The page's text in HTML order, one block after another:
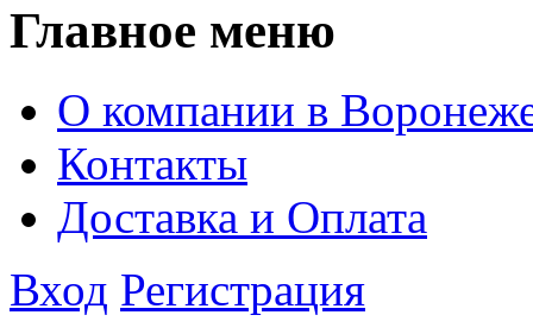
Главное меню
О компании в
Контакты
Доставка и Оплата
Вход Регистрация